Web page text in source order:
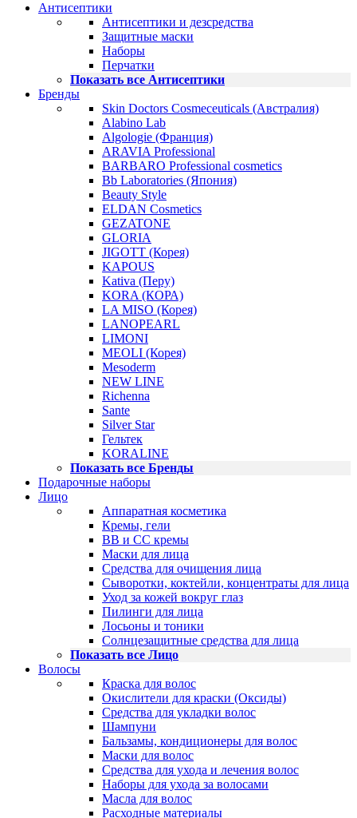
Антисептики
Антисептики и дезсредства
Защитные маски
Наборы
Перчатки
Показать все Антисептики
Бренды
Skin Doctors Cosmeceuticals (Австралия)
Alabino Lab
Algologie (Франция)
ARAVIA Professional
BARBARO Professional cosmetics
Bb Laboratories (Япония)
Beauty Style
ELDAN Cosmetics
GEZATONE
GLORIA
JIGOTT (Корея)
KAPOUS
Kativa (Перу)
KORA (КОРА)
LA MISO (Корея)
LANOPEARL
LIMONI
MEOLI (Корея)
Mesoderm
NEW LINE
Richenna
Sante
Silver Star
Гельтек
KORALINE
Показать все Бренды
Подарочные наборы
Лицо
Аппаратная косметика
Кремы, гели
BB и CC кремы
Маски для лица
Средства для очищения лица
Сыворотки, коктейли, концентраты для лица
Уход за кожей вокруг глаз
Пилинги для лица
Лосьоны и тоники
Солнцезащитные средства для лица
Показать все Лицо
Волосы
Краска для волос
Окислители для краски (Оксиды)
Средства для укладки волос
Шампуни
Бальзамы, кондиционеры для волос
Маски для волос
Средства для ухода и лечения волос
Наборы для ухода за волосами
Масла для волос
Расходные материалы